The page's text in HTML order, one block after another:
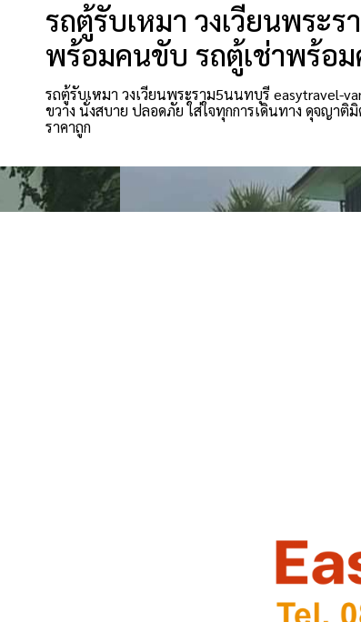
รถตู้รับเหมา วงเวียนพระ
พร้อมคนขับ รถตู้เช่าพร้อ
รถตู้รับเหมา วงเวียนพระราม5นนทบุรี easytravel-
ขวาง นั่งสบาย ปลอดภัย ใส่ใจทุกการเดินทาง ดุจญา
ราคาถูก